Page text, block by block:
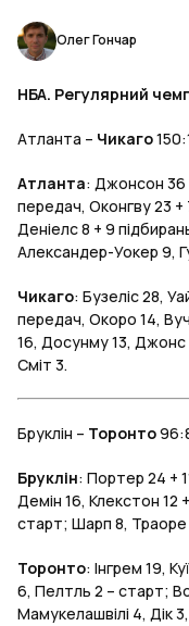
Олег Гончар
НБА. Регулярний
Атланта – Чикаго
Атланта: Джонсон 36
передач, Оконгву 23 +
Деніелс 8 + 9
Александер-Уокер 9,
Чикаго: Бузеліс 28,
передач, Окоро 14,
16, Досунму 13, Джонс
Сміт 3.
Бруклін – Торонто
Бруклін: Портер 24 +
Демін 16, Клекстон 12
старт; Шарп 8, Траоре
Торонто: Інгрем 19,
6, Пелтль 2 – старт;
Мамукелашвілі 4, Дік